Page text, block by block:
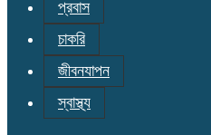
প্রবাস
চাকরি
জীবনযাপন
স্বাস্থ্য